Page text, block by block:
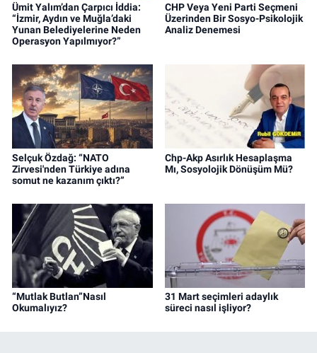
Ümit Yalım’dan Çarpıcı İddia:
“İzmir, Aydın ve Muğla’daki
Yunan Belediyelerine Neden
Operasyon Yapılmıyor?”
CHP Veya Yeni Parti Seçmeni
Üzerinden Bir Sosyo-Psikolojik
Analiz Denemesi
Selçuk Özdağ: “NATO
Zirvesi'nden Türkiye adına
somut ne kazanım çıktı?”
Chp-Akp Asırlık Hesaplaşma
Mı, Sosyolojik Dönüşüm Mü?
“Mutlak Butlan”Nasıl
Okumalıyız?
31 Mart seçimleri adaylık
süreci nasıl işliyor?